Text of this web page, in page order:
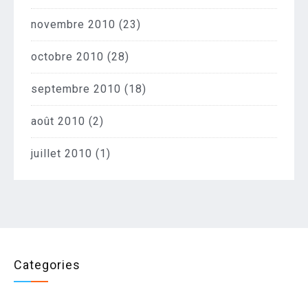
novembre 2010 (23)
octobre 2010 (28)
septembre 2010 (18)
août 2010 (2)
juillet 2010 (1)
Categories